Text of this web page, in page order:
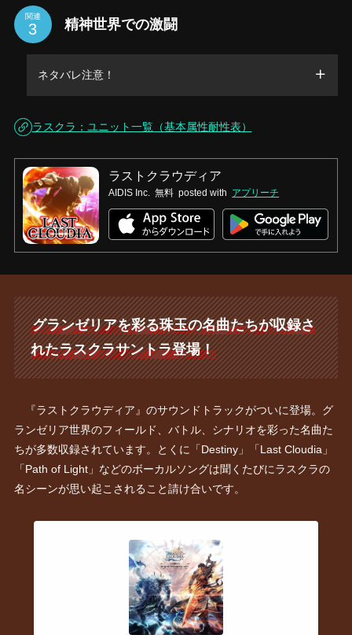
関連
精神世界での激闘
ネタバレ注意！
ラスクラ：ユニット一覧（基本属性耐性表）
ラストクラウディア
AIDIS Inc. 無料 posted with アプリーチ
グランゼリアを彩る珠玉の名曲たちが収録さ
れたラスクラサントラ登場！
『ラストクラウディア』のサウンドトラックがついに登場。グ
ランゼリア世界のフィールド、バトル、シナリオを彩った名曲た
ちが多数収録されています。とくに「Destiny」「Last Cloudia」
「Path of Light」などのボーカルソングは聞くたびにラスクラの
名シーンが思い起こされること請け合いです。